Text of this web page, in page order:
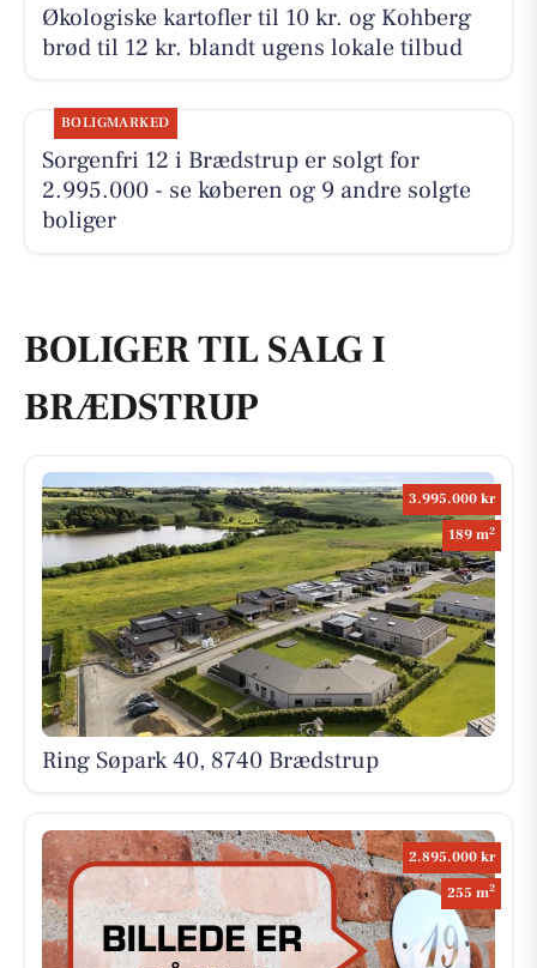
Økologiske kartofler til 10 kr. og Kohberg
brød til 12 kr. blandt ugens lokale tilbud
BOLIGMARKED
Sorgenfri 12 i Brædstrup er solgt for
2.995.000 - se køberen og 9 andre solgte
boliger
BOLIGER TIL SALG I
BRÆDSTRUP
3.995.000 kr
189 m2
Ring Søpark 40, 8740 Brædstrup
2.895.000 kr
255 m2